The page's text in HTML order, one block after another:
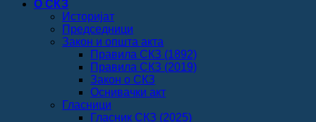
О СКЗ
Историјат
Председници
Закон и општа акта
Правила СКЗ (1892)
Правила СКЗ (2019)
Закон о СКЗ
Оснивачки акт
Гласници
Гласник СКЗ (2025)